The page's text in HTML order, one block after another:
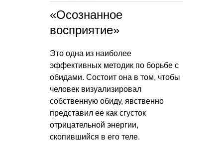
«Осознанное
восприятие»
Это одна из наиболее
эффективных методик по борьбе с
обидами. Состоит она в том, чтобы
человек визуализировал
собственную обиду, явственно
представил ее как сгусток
отрицательной энергии,
скопившийся в его теле.